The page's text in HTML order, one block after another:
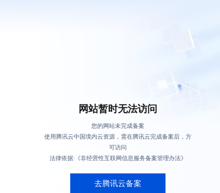
网站暂时无法访问
您的网站未完成备案
使用腾讯云中国境内云资源，需在腾讯云完成备案后，方
可访问
法律依据:《非经营性互联网信息服务备案管理办法》
去腾讯云备案